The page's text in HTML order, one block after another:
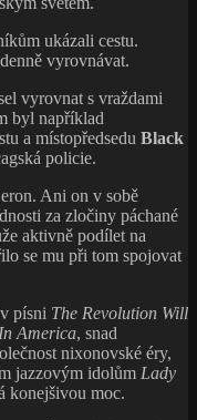
ukázali cestu.
vyrovnávat.
vyrovnat s vraždami
byl například
a místopředsedu Black
policie.
Ani on v sobě
za zločiny páchané
aktivně podílet na
se mu při tom spojovat
písni The Revolution Will
America, snad
nixonovské éry,
jazzovým idolům Lady
konejšivou moc.